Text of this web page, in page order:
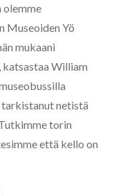
olemme
Museoiden Yö
mukaani
William
netistä
torin
että kello on